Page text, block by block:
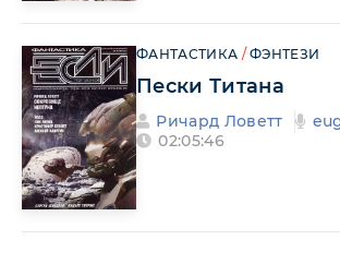
ФАНТАСТИКА /ФЭНТЕЗИ
Пески Титана
Ричард Ловетт
02:05:46